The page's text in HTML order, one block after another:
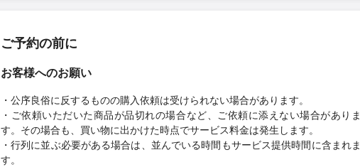
ご予約の前に
お客様へのお願い
・公序良俗に反するものの購入依頼は受けられない場合があります。
・ご依頼いただいた商品が品切れの場合など、ご依頼に添えない場合がありま
す。その場合も、買い物に出かけた時点でサービス料金は発生します。
・行列に並ぶ必要がある場合は、並んでいる時間もサービス提供時間に含まれま
す。